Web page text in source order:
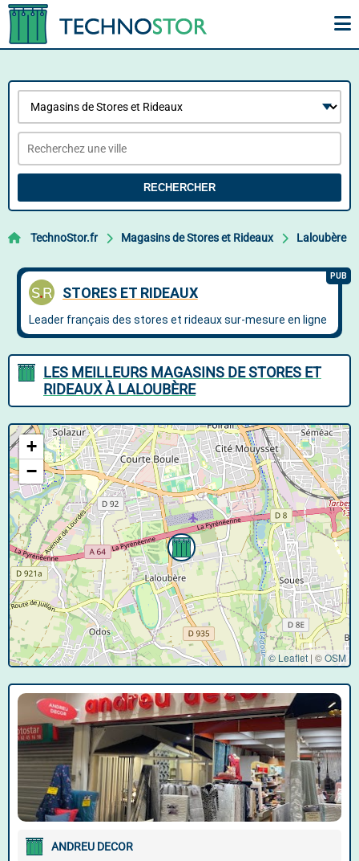
RECHERCHER
TechnoStor.fr Magasins de Stores et Rideaux Laloubère
LES MEILLEURS MAGASINS DE STORES ET
RIDEAUX À LALOUBÈRE
+
−
© Leaflet | ©OSM
ANDREU DECOR